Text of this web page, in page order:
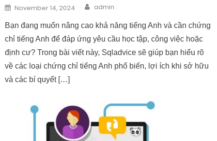
Posted on
November 14, 2024 Author
admin
Bạn đang muốn nâng cao khả năng tiếng Anh và cần chứng
chỉ tiếng Anh để đáp ứng yêu cầu học tập, công việc hoặc
định cư? Trong bài viết này, Sqladvice sẽ giúp bạn hiểu rõ
về các loại chứng chỉ tiếng Anh phổ biến, lợi ích khi sở hữu
và các bí quyết […]